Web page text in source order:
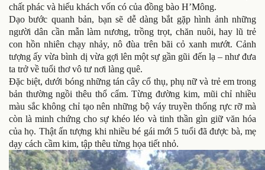
chất phác và hiếu khách vốn có của đồng bào H’Mông.
Dạo bước quanh bản, bạn sẽ dễ dàng bắt gặp hình ảnh những
người dân cần mẫn làm nương, trồng trọt, chăn nuôi, hay lũ trẻ
con hồn nhiên chạy nhảy, nô đùa trên bãi cỏ xanh mướt. Cảnh
tượng ấy vừa bình dị vừa gợi lên một sự gần gũi đến lạ – như đưa
ta trở về tuổi thơ vô tư nơi làng quê.
Đặc biệt, dưới bóng những tán cây cổ thụ, phụ nữ và trẻ em trong
bản thường ngồi thêu thổ cẩm. Từng đường kim, mũi chỉ nhiều
màu sắc không chỉ tạo nên những bộ váy truyền thống rực rỡ mà
còn là minh chứng cho sự khéo léo và tinh thần gìn giữ văn hóa
của họ. Thật ấn tượng khi nhiều bé gái mới 5 tuổi đã được bà, mẹ
dạy cách cầm kim, tập thêu từng họa tiết nhỏ.